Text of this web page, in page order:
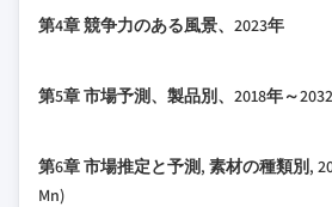
1.6 データソース
1.6.2 二次
1.6.2.2 公開情報
3.2 産業影響力
3.2.1.1の 肘の傷害の
3.2.1.3の 最小限の
第4章 競争力のある風景、2023年
4.2 企業行列解析
4.4 競争的な位置のマトリックス
第5章 市場予測、製品別、2018年～
5.2 総肘の取り替え
第6章 市場推定と予測, 素材の種類別,
Mn)